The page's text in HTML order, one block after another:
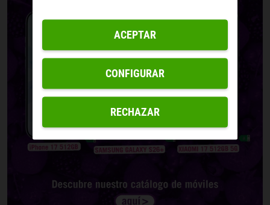
RECHAZAR
ACEPTAR
CONFIGURAR